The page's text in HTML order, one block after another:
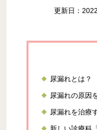
更新日：
尿漏れとは？
尿漏れの原因
尿漏れを治療